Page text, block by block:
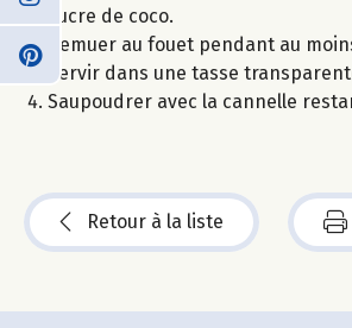
sucre de coco.
Remuer au fouet pendant au
Servir dans une tasse
Saupoudrer avec la cannelle
Retour à la liste